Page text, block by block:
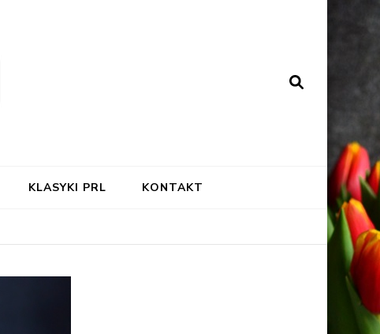
KLASYKI PRL KONTAKT